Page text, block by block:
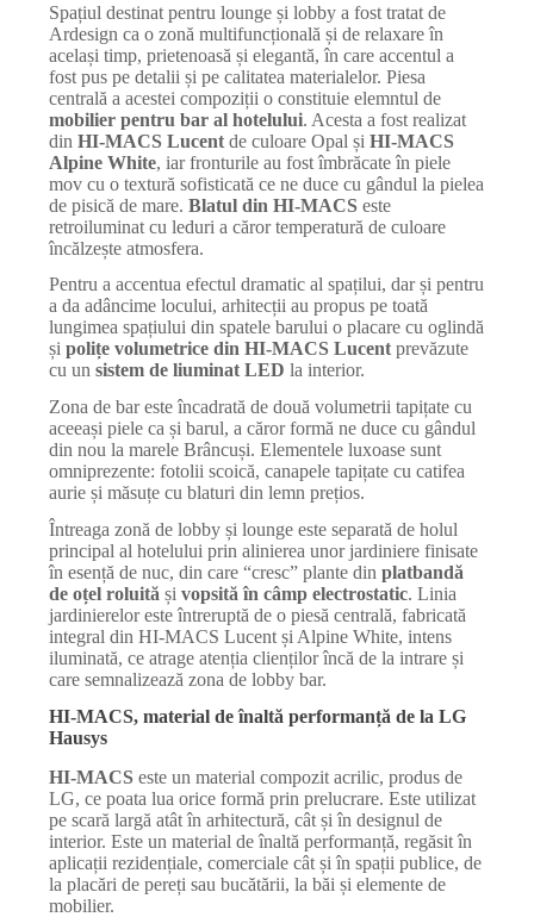
Spațiul destinat pentru lounge și lobby a fost tratat de
Ardesign ca o zonă multifuncțională și de relaxare în
același timp, prietenoasă și elegantă, în care accentul a
fost pus pe detalii și pe calitatea materialelor. Piesa
centrală a acestei compoziții o constituie elemntul de
mobilier pentru bar al hotelului. Acesta a fost realizat
din HI-MACS Lucentde culoare Opal și HI-MACS
Alpine White, iar fronturile au fost îmbrăcate în piele
mov cu o textură sofisticată ce ne duce cu gândul la pielea
de pisică de mare. Blatul din HI-MACSeste
retroiluminat cu leduri a căror temperatură de culoare
încălzește atmosfera.
Pentru a accentua efectul dramatic al spațilui, dar și pentru
a da adâncime locului, arhitecții au propus pe toată
lungimea spațiului din spatele barului o placare cu oglindă
și polițe volumetrice din HI-MACS Lucentprevăzute
cu un sistem de liuminat LED la interior.
Zona de bar este încadrată de două volumetrii tapițate cu
aceeași piele ca și barul, a căror formă ne duce cu gândul
din nou la marele Brâncuși. Elementele luxoase sunt
omniprezente: fotolii scoică, canapele tapițate cu catifea
aurie și măsuțe cu blaturi din lemn prețios.
Întreaga zonă de lobby și lounge este separată de holul
principal al hotelului prin alinierea unor jardiniere finisate
în esență de nuc, din care “cresc” plante din platbandă
de oțel roluită și vopsită în câmp electrostatic. Linia
jardinierelor este întreruptă de o piesă centrală, fabricată
integral din HI-MACS Lucent și Alpine White, intens
iluminată, ce atrage atenția clienților încă de la intrare și
care semnalizează zona de lobby bar.
HI-MACS, material de înaltă performanță de la LG
Hausys
HI-MACSeste un material compozit acrilic, produs de
LG, ce poata lua orice formă prin prelucrare. Este utilizat
pe scară largă atât în arhitectură, cât și în designul de
interior. Este un material de înaltă performanță, regăsit în
aplicații rezidențiale, comerciale cât și în spații publice, de
la placări de pereți sau bucătării, la băi și elemente de
mobilier.